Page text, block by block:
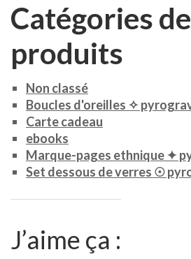
Catégories de
produits
Non classé
Boucles d'oreilles ✧
Carte cadeau
ebooks
Marque-pages ethnique ✦
Set dessous de verres ☉
J’aime ça :